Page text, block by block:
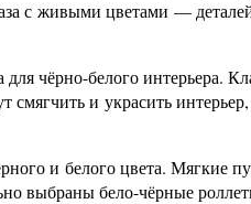
с живыми цветами —
чёрно-белого интерьера.
и украсить
и белого цвета. Мягкие
выбраны бело-чёрные